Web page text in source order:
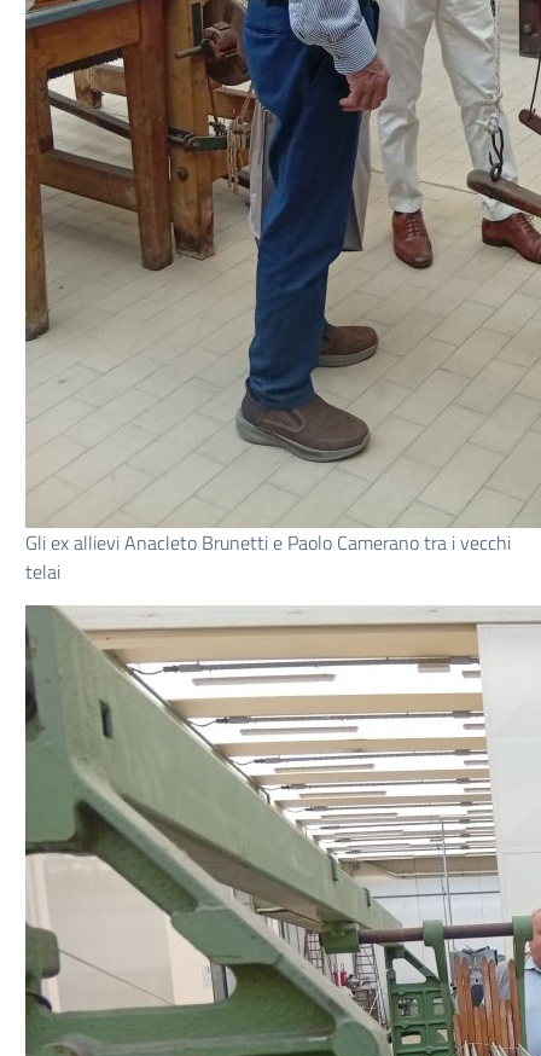
Gli ex allievi Anacleto Brunetti e Paolo Camerano tra i vecchi
telai